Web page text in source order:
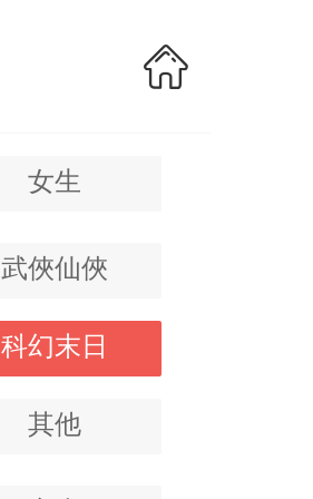
女生
武俠仙俠
科幻末日
其他